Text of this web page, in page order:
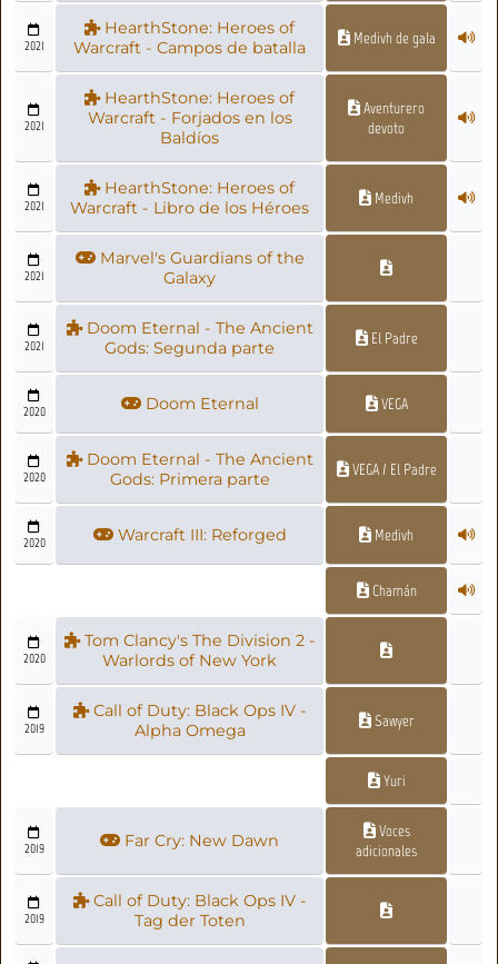
2021
HearthStone: Heroes of
Warcraft - Campos de batalla
Medivh de gala
2021
HearthStone: Heroes of
Warcraft - Forjados en los
Baldíos
Aventurero
devoto
2021
HearthStone: Heroes of
Warcraft - Libro de los Héroes
Medivh
2021
Marvel's Guardians of the
Galaxy
2021
Doom Eternal - The Ancient
Gods: Segunda parte
El Padre
2020 Doom Eternal VEGA
2020
Doom Eternal - The Ancient
Gods: Primera parte
VEGA / El Padre
2020 Warcraft III: Reforged Medivh
Chamán
2020
Tom Clancy's The Division 2 -
Warlords of New York
2019
Call of Duty: Black Ops IV -
Alpha Omega
Sawyer
Yuri
2019 Far Cry: New Dawn
Voces
adicionales
2019
Call of Duty: Black Ops IV -
Tag der Toten